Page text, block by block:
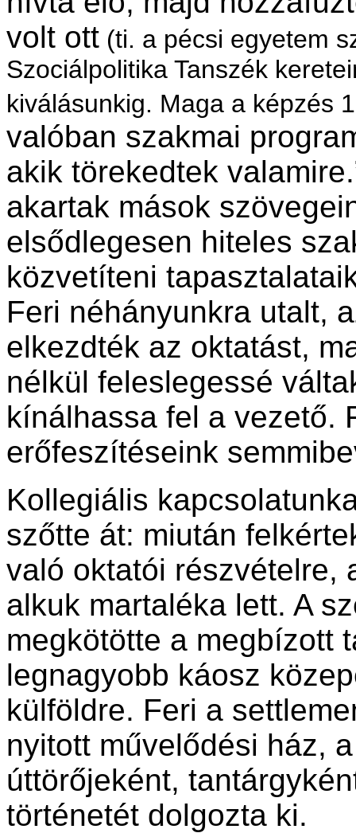
volt ott (ti. a pécsi egyetem
Szociálpolitika Tanszék
kiválásunkig. Maga a képzés
valóban szakmai
akik törekedtek
akartak mások
elsődlegesen hiteles
közvetíteni
Feri néhányunkra utalt,
elkezdték az oktatást,
nélkül feleslegessé
kínálhassa fel a vezető.
erőfeszítéseink
Kollegiális
szőtte át: miután
való oktatói részvételre,
alkuk martaléka lett. A
megkötötte a megbízott
legnagyobb káosz
külföldre. Feri a
nyitott művelődési ház,
úttörőjeként,
történetét dolgozta ki.